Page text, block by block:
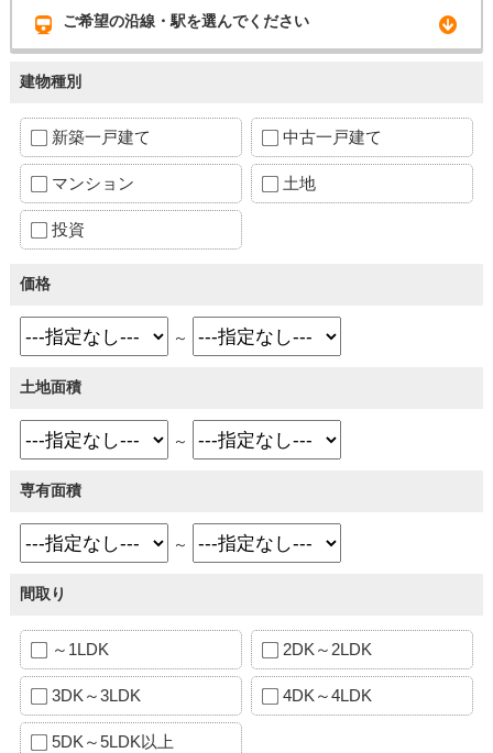
ご希望の沿線・駅を選んでください
建物種別
新築一戸建て 中古一戸建て
マンション 土地
投資
価格
～
土地面積
～
専有面積
～
間取り
～1LDK 2DK～2LDK
3DK～3LDK 4DK～4LDK
5DK～5LDK以上